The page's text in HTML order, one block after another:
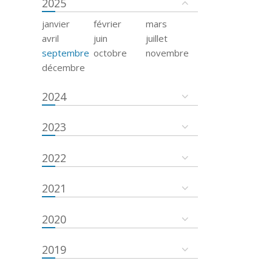
janvier février
mars
avril
juin
juillet
septembre octobre
novembre
décembre
2024
2023
2022
2021
2020
2019